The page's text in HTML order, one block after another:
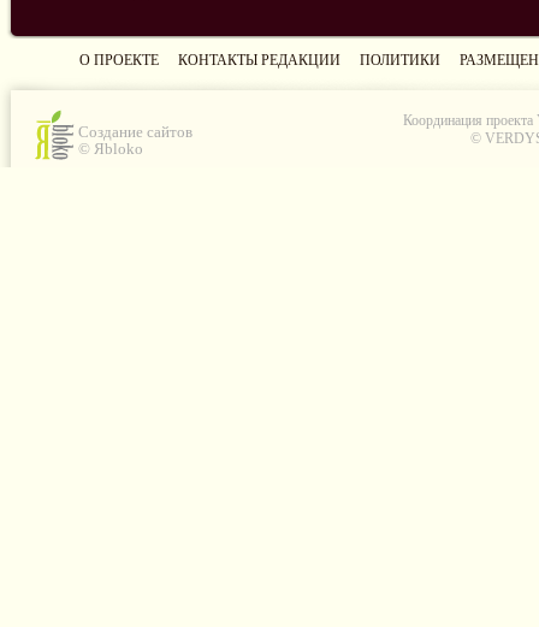
О ПРОЕКТЕ КОНТАКТЫ РЕДАКЦИИ ПОЛИТИКИ
Создание сайтов
© Яbloko
Координация проекта
©